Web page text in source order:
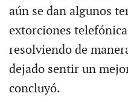
aún se dan algunos
extorciones
resolviendo de
dejado sentir un
concluyó.